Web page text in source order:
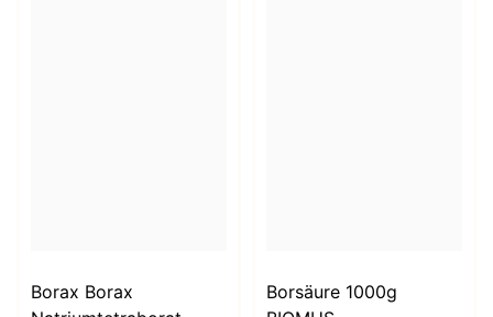
Borax Borax
Borsäure 1000g